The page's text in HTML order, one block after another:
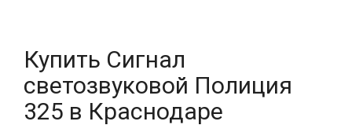
Купить Сигнал
светозвуковой Полиция
325 в Краснодаре